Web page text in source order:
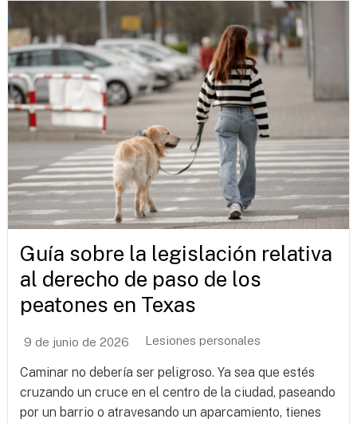
Guía sobre la legislación relativa
al derecho de paso de los
peatones en Texas
9 de junio de 2026 Lesiones personales
Caminar no debería ser peligroso. Ya sea que estés
cruzando un cruce en el centro de la ciudad, paseando
por un barrio o atravesando un aparcamiento, tienes